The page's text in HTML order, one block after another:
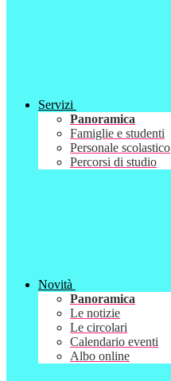
Servizi
Panoramica
Famiglie e studenti
Personale scolastico
Percorsi di studio
Novità
Panoramica
Le notizie
Le circolari
Calendario eventi
Albo online